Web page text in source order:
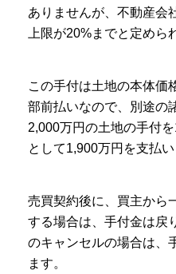
ありませんが、不動産会
上限が20%までと定めら
この手付は土地の本体価
部前払いなので、別途の
2,000万円の土地の手付
として1,900万円を支払い
売買契約後に、買主から
する場合は、手付金は戻
のキャンセルの場合は、
ます。